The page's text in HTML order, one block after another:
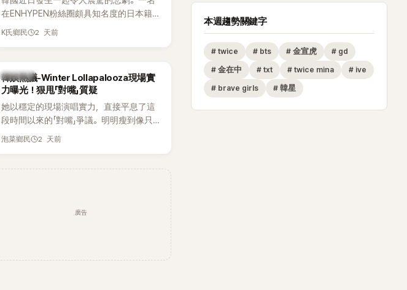
在ENHYPEN粉絲圈頗具知名度的日本籍女
粉絲，日前在TikTok直播期間輕生，最終
止揣測，盼逝者安息。
K氏鄉民 2 天前
熱議討論
韓娛熱議-Winter Lollapalooza現場實
力曝光！狠甩「對嘴」質疑
她以穩定的現場演唱實力，直接平息了這
段時間以來的「對嘴」爭議。明明瘦到像只剩
骨頭，怎麼還能唱出這麼驚人的爆發力和
泡菜鄉民 2 天前
廣告
本週趨勢關鍵字
# twice # bts # 金宣虎 # gd
# 金在中 # txt # twice mina # ive
# brave girls # 韓星